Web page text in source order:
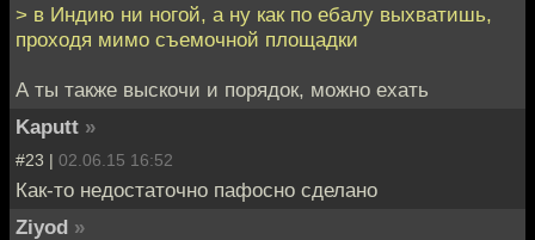
> в Индию ни ногой, а ну как по ебалу выхватишь,
проходя мимо съемочной площадки
А ты также выскочи и порядок, можно ехать
Kaputt »
#23 | 02.06.15 16:52
Как-то недостаточно пафосно сделано
Ziyod »